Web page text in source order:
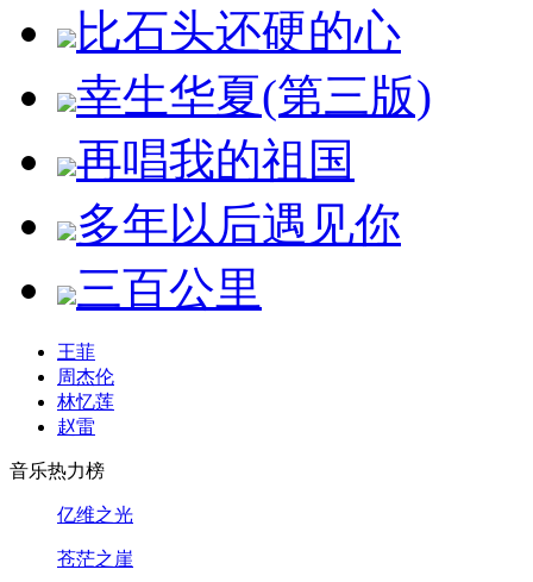
比石头还硬的心
幸生华夏(第三版)
再唱我的祖国
多年以后遇见你
三百公里
王菲
周杰伦
林忆莲
赵雷
音乐热力榜
亿维之光
苍茫之崖